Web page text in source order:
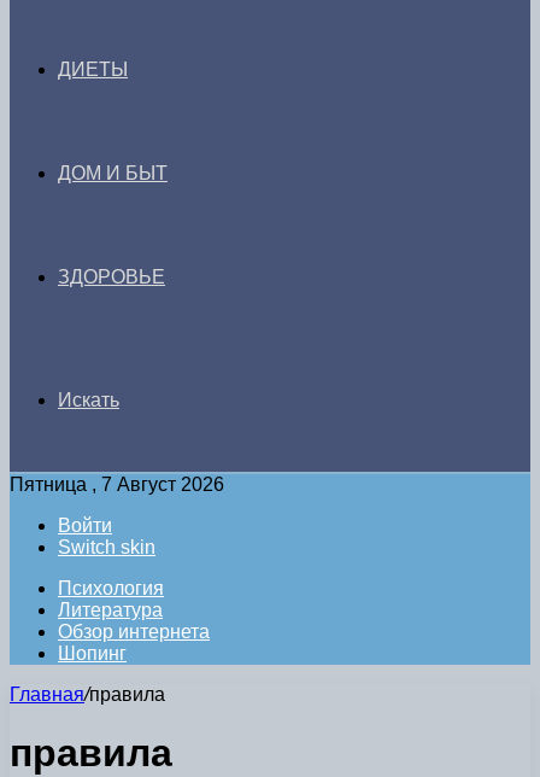
ДИЕТЫ
ДОМ И БЫТ
ЗДОРОВЬЕ
Искать
Пятница , 7 Август 2026
Войти
Switch skin
Психология
Литература
Обзор интернета
Шопинг
Главная/правила
правила